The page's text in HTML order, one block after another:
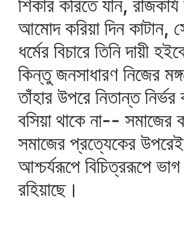
শিকার করিতে যান,
আমোদ করিয়া দিন কাটান,
ধর্মের বিচারে তিনি দায়ী
কিন্তু জনসাধারণ নিজের
তাঁহার উপরে নিতান্ত নির্ভর
বসিয়া থাকে না-- সমাজের
সমাজের প্রত্যেকের উপরেই
আশ্চর্যরূপে বিচিত্ররূপে
রহিয়াছে।